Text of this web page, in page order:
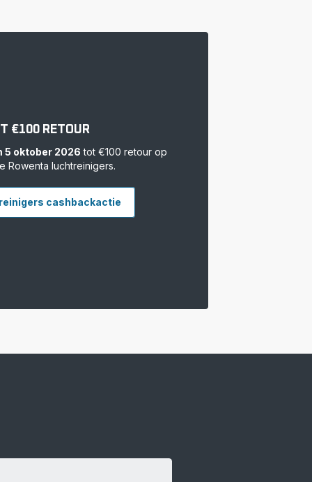
€100 RETOUR
5 oktober 2026 tot €100 retour op
Rowenta luchtreinigers.
cashbackactie